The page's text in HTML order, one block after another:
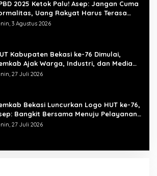
2025 Ketok Palu! Asep: Jangan Cuma
Uang Rakyat Harus Terasa
3 Agustus 2026
Kabupaten Bekasi ke-76 Dimulai,
Ajak Warga, Industri, dan Media
Semangat “Bangkit Bersama”
27 Juli 2026
Bekasi Luncurkan Logo HUT ke-76,
Bangkit Bersama Menuju Pelayanan
Lebih Baik
27 Juli 2026